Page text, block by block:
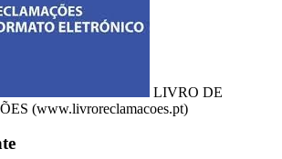
LIVRO DE
(www.livroreclamacoes.pt)